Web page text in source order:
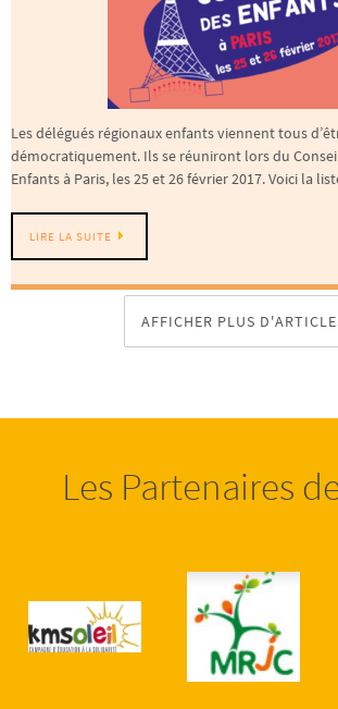
Les délégués régionaux enfants viennent tous
démocratiquement. Ils se réuniront lors du
Enfants à Paris, les 25 et 26 février 2017. Voici la
LIRE LA SUITE
AFFICHER PLUS
Les Partenaires